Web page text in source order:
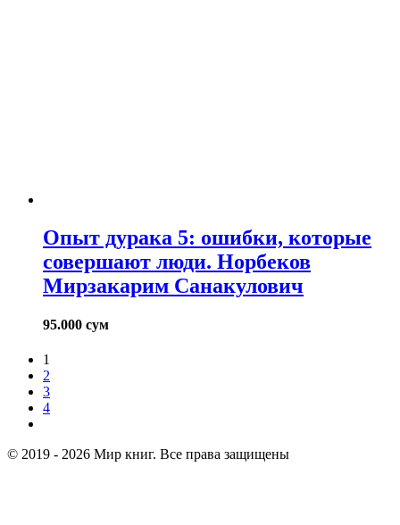
Опыт дурака 5: ошибки, которые
совершают люди. Норбеков
Мирзакарим Санакулович
95.000 сум
1
2
3
4
© 2019 - 2026 Мир книг. Все права защищены